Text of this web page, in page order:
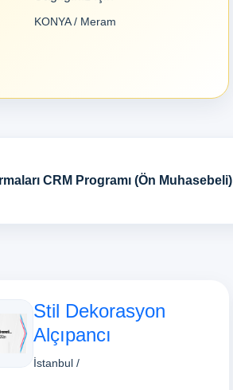
KONYA / Meram
CRM Programı (Ön Muhasebeli)
Stil Dekorasyon
Alçıpancı
İstanbul /